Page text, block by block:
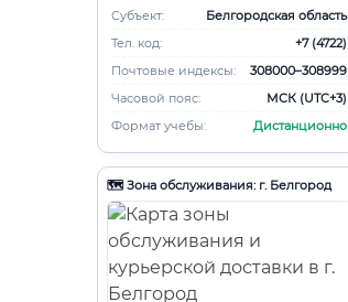
Субъект:
Белгородская область
Тел. код:
+7 (4722)
Почтовые индексы:
308000–308999
Часовой пояс:
МСК (UTC+3)
Формат учебы:
Дистанционно
🗺️ Зона обслуживания: г. Белгород